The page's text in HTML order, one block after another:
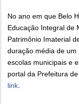
No ano em que Belo
Educação Integral de
Patrimônio Imaterial
duração média de
escolas municipais e
portal da Prefeitura
link.